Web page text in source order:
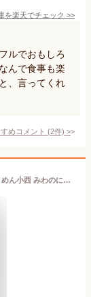
を楽天でチェック >>
ルでおもしろ
んで食事も楽
、言ってくれ
めコメント (2件) >
【マラソン限定クーポンで500円OFF!】三輪そうめん小西 みわのにじ 木箱入り RMW-30Y そうめん 青しそ 紅しそ 紫いも しょうが ブルーベリー トマト よもぎ